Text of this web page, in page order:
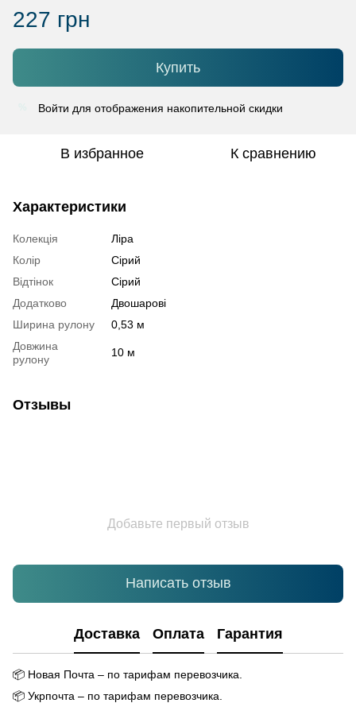
227 грн
Купить
Войти для отображения накопительной скидки
В избранное К сравнению
Характеристики
Колекція
Ліра
Колір
Сірий
Відтінок
Сірий
Додатково
Двошарові
Ширина рулону
0,53 м
Довжина
рулону
10 м
Отзывы
Добавьте первый отзыв
Написать отзыв
Доставка Оплата Гарантия
📦 Новая Почта – по тарифам перевозчика.
📦 Укрпочта – по тарифам перевозчика.